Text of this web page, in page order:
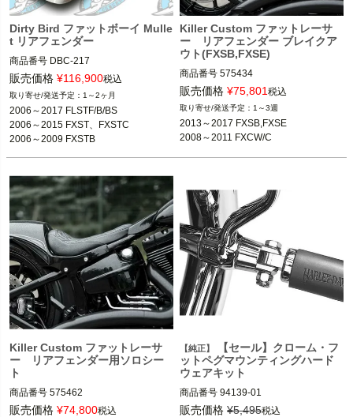
Dirty Bird ファットボーイ Mulle
t リアフェンダー
商品番号 DBC-217
2006～2017 FLSTF/B/BS
2006～2015 FXST、FXSTC
2006～2009 FXSTB
Dirty Bird Concept（ダーティーバー
ド）
販売価格 ¥116,900税込
1～2ヶ月
2006～2017 FLSTF/B/BS
2006～2015 FXST、FXSTC
2006～2009 FXSTB
Killer Custom ファットレーサ
ー リアフェンダー ブレイクア
ウト(FXSB,FXSE)
商品番号 575434
2013～2017 FXSB,FXSE
Killer Custom（キラーカスタム）
販売価格 ¥75,801 税込
1～3週
2013～2017 FXSB,FXSE
2008～2011 FXCW/C
Killer Custom ファットレーサ
ー リアフェンダー用ソロシー
ト
商品番号 575462
2013～2017 FXSB,FXSE
販売価格 ¥74,800税込
【純正】
【セール】クローム・フ
ットペグマウンティングハード
ウェアキット
商品番号 94139-01
販売価格 ¥5,495税込